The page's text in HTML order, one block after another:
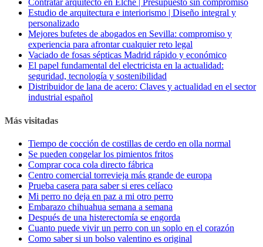
Contratar arquitecto en Elche | Presupuesto sin compromiso
Estudio de arquitectura e interiorismo | Diseño integral y
personalizado
Mejores bufetes de abogados en Sevilla: compromiso y
experiencia para afrontar cualquier reto legal
Vaciado de fosas sépticas Madrid rápido y económico
El papel fundamental del electricista en la actualidad:
seguridad, tecnología y sostenibilidad
Distribuidor de lana de acero: Claves y actualidad en el sector
industrial español
Más visitadas
Tiempo de cocción de costillas de cerdo en olla normal
Se pueden congelar los pimientos fritos
Comprar coca cola directo fábrica
Centro comercial torrevieja más grande de europa
Prueba casera para saber si eres celíaco
Mi perro no deja en paz a mi otro perro
Embarazo chihuahua semana a semana
Después de una histerectomía se engorda
Cuanto puede vivir un perro con un soplo en el corazón
Como saber si un bolso valentino es original